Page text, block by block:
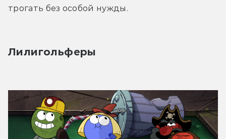
трогать без особой нужды.
Лилигольферы